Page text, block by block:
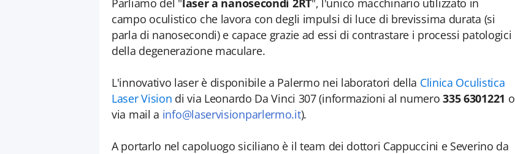
Parliamo del "laser a nanosecondi 2RT", l'unico macchinario utilizzato in
campo oculistico che lavora con degli impulsi di luce di brevissima durata (si
parla di nanosecondi) e capace grazie ad essi di contrastare i processi patologici
della degenerazione maculare.
L'innovativo laser è disponibile a Palermo nei laboratori della Clinica Oculistica
Laser Vision di via Leonardo Da Vinci 307 (informazioni al numero335 6301221 o
via mail a info@laservisionparlermo.it).
A portarlo nel capoluogo siciliano è il team dei dottori Cappuccini e Severino da